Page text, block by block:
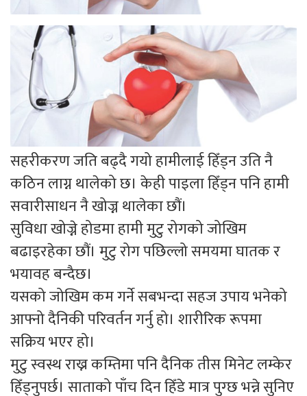
सहरीकरण जति बढ्दै गयो हामीलाई हिँड्न उति नै
कठिन लाग्न थालेको छ। केही पाइला हिँड्न पनि हामी
सवारीसाधन नै खोज्न थालेका छौं।
सुविधा खोज्ने होडमा हामी मुटु रोगको जोखिम
बढाइरहेका छौं। मुटु रोग पछिल्लो समयमा घातक र
भयावह बन्दैछ।
यसको जोखिम कम गर्ने सबभन्दा सहज उपाय भनेको
आफ्नो दैनिकी परिवर्तन गर्नु हो। शारीरिक रूपमा
सक्रिय भएर हो।
मुटु स्वस्थ राख्न कम्तिमा पनि दैनिक तीस मिनेट लम्केर
हिँड्नुपर्छ। साताको पाँच दिन हिँडे मात्र पुग्छ भन्ने सुनिए